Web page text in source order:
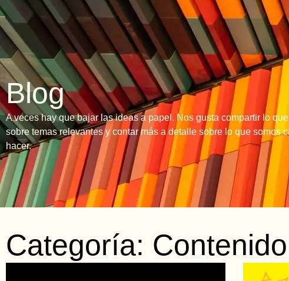
Blog
A veces hay que bajar las ideas a papel. Nos gusta compartir lo
sobre temas relevantes y contar más a detalle sobre lo que somos
hacer.
Categoría: